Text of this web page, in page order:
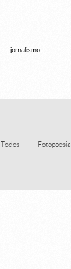
jornalismo
Todos Fotopoesia